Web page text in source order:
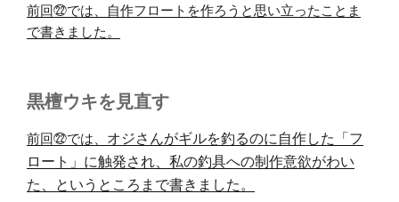
前回㉒では、自作フロートを作ろうと思い立ったことま
で書きました。
黒檀ウキを見直す
前回㉒では、 オジさんがギルを釣るのに自作した「フ
ロート」に触発され、私の釣具への制作意欲がわい
た、というところまで書きました。